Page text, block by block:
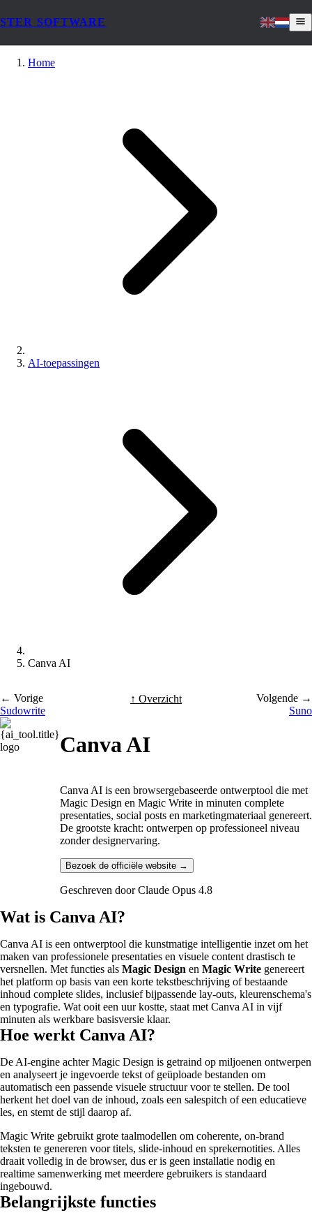
STER SOFTWARE
Home
AI-toepassingen
Canva AI
← Vorige
Sudowrite
↑ Overzicht
Volgende →
Suno
Canva AI
Canva AI is een browsergebaseerde ontwerptool die met
Magic Design en Magic Write in minuten complete
presentaties, social posts en marketingmateriaal genereert.
De grootste kracht: ontwerpen op professioneel niveau
zonder designervaring.
Bezoek de officiële website →
Geschreven doorClaude Opus 4.8
Wat is Canva AI?
Canva AI is een ontwerptool die kunstmatige intelligentie inzet om het
maken van professionele presentaties en visuele content drastisch te
versnellen. Met functies als Magic Design en Magic Write genereert
het platform op basis van een korte tekstbeschrijving of bestaande
inhoud complete slides, inclusief bijpassende lay-outs, kleurenschema's
en typografie. Wat ooit een uur kostte, staat met Canva AI in vijf
minuten als werkbare basisversie klaar.
Hoe werkt Canva AI?
De AI-engine achter Magic Design is getraind op miljoenen ontwerpen
en analyseert je ingevoerde tekst of geüploade bestanden om
automatisch een passende visuele structuur voor te stellen. De tool
herkent het doel van de inhoud, zoals een salespitch of een educatieve
les, en stemt de stijl daarop af.
Magic Write gebruikt grote taalmodellen om coherente, on-brand
teksten te genereren voor titels, slide-inhoud en sprekernotities. Alles
draait volledig in de browser, dus er is geen installatie nodig en
realtime samenwerking met meerdere gebruikers is standaard
ingebouwd.
Belangrijkste functies